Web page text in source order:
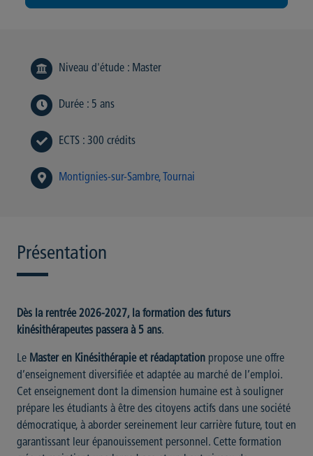
Niveau d'étude : Master
Durée : 5 ans
ECTS : 300 crédits
Montignies-sur-Sambre Tournai
Présentation
Dès la rentrée 2026-2027, la formation des futurs
kinésithérapeutes passera à 5 ans.
Le Master en Kinésithérapie et réadaptation propose une offre
d’enseignement diversifiée et adaptée au marché de l’emploi.
Cet enseignement dont la dimension humaine est à souligner
prépare les étudiants à être des citoyens actifs dans une société
démocratique, à aborder sereinement leur carrière future, tout en
garantissant leur épanouissement personnel. Cette formation